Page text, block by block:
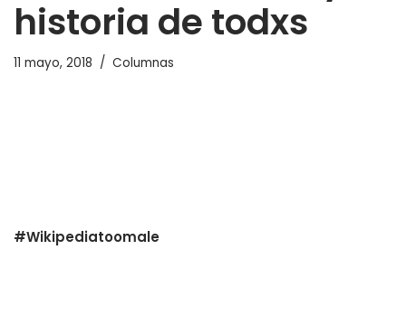
historia de todxs
11 mayo, 2018 Columnas
#Wikipediatoomale